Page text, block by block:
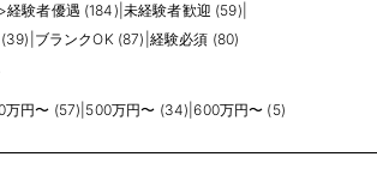
経験者優遇 (184) 未経験者歓迎 (59)
ブランクOK (87) 経験必須 (80)
万円〜 (57) 500万円〜 (34) |600万円〜 (5)